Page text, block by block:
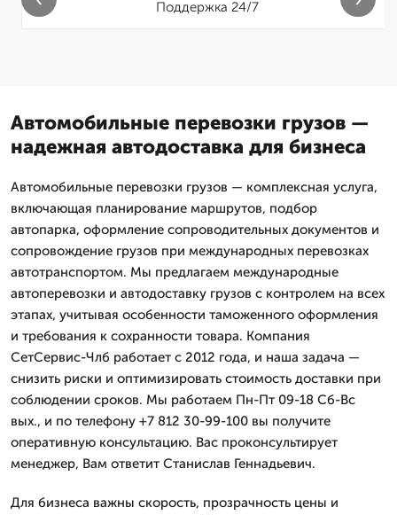
Поддержка 24/7
Автомобильные перевозки грузов —
надежная автодоставка для бизнеса
Автомобильные перевозки грузов — комплексная услуга,
включающая планирование маршрутов, подбор
автопарка, оформление сопроводительных документов и
сопровождение грузов при международных перевозках
автотранспортом. Мы предлагаем международные
автоперевозки и автодоставку грузов с контролем на всех
этапах, учитывая особенности таможенного оформления
и требования к сохранности товара. Компания
СетСервис-Члб работает с 2012 года, и наша задача —
снизить риски и оптимизировать стоимость доставки при
соблюдении сроков. Мы работаем Пн-Пт 09-18 Сб-Вс
вых., и по телефону +7 812 30-99-100 вы получите
оперативную консультацию. Вас проконсультирует
менеджер, Вам ответит Станислав Геннадьевич.
Для бизнеса важны скорость, прозрачность цены и